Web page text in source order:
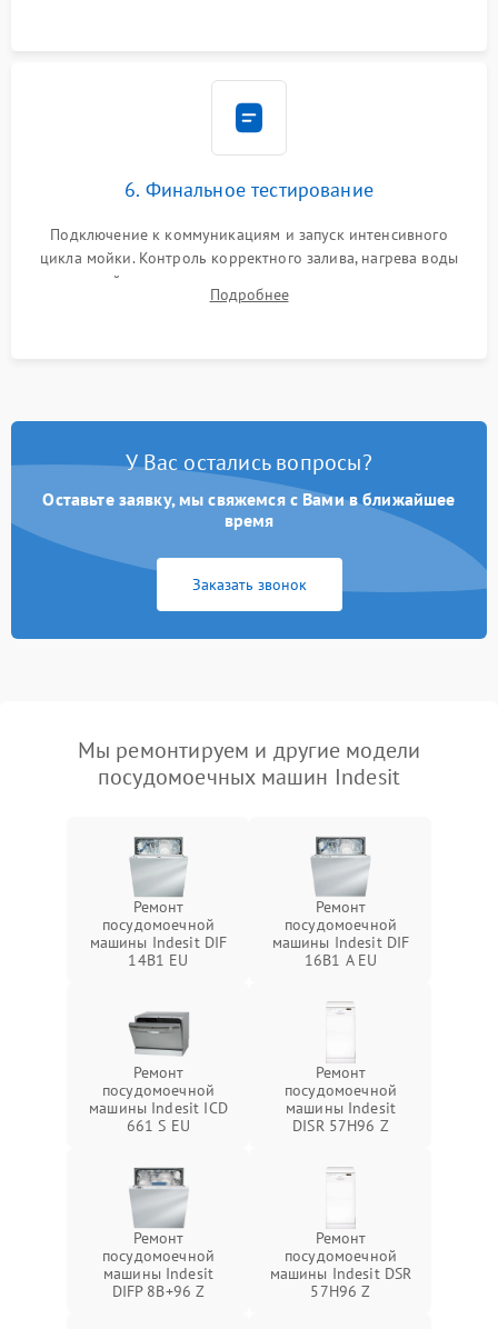
6. Финальное тестирование
Подключение к коммуникациям и запуск интенсивного
цикла мойки. Контроль корректного залива, нагрева воды
до нужной температуры, отсутствия посторонних шумов,
штатного слива и абсолютной сухости в поддоне.
Подробнее
У Вас остались вопросы?
Оставьте заявку, мы свяжемся с Вами в ближайшее
время
Заказать звонок
Мы ремонтируем и другие модели
посудомоечных машин Indesit
Ремонт
посудомоечной
машины Indesit DIF
14B1 EU
Ремонт
посудомоечной
машины Indesit DIF
16B1 A EU
Ремонт
посудомоечной
машины Indesit ICD
661 S EU
Ремонт
посудомоечной
машины Indesit
DISR 57H96 Z
Ремонт
посудомоечной
машины Indesit
DIFP 8B+96 Z
Ремонт
посудомоечной
машины Indesit DSR
57H96 Z